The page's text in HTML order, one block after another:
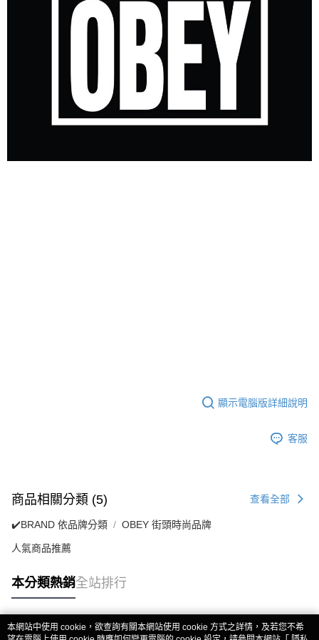
顯示電腦版詳細說明
客服
商品相關分類 (5) 查看全部
✔️BRAND 依品牌分類 OBEY 街頭時尚品牌
人氣商品推薦
本分類熱銷全站排行
本網站中使用 cookie，欲查詢有關本網站使用 cookie 方式之詳情，及若您不希